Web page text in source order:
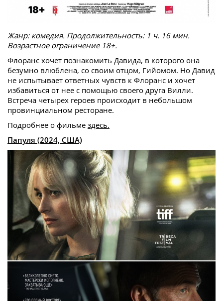
Жанр: комедия. Продолжительность: 1 ч. 16 мин.
Возрастное ограничение 18+.
Флоранс хочет познакомить Давида, в которого она
безумно влюблена, со своим отцом, Гийомом. Но Давид
не испытывает ответных чувств к Флоранс и хочет
избавиться от нее с помощью своего друга Вилли.
Встреча четырех героев происходит в небольшом
провинциальном ресторане.
Подробнее о фильме здесь.
Папуля (2024, США)